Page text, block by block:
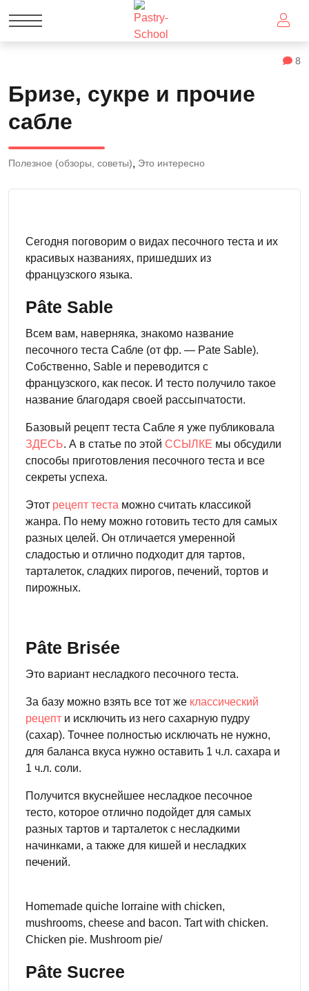
8
Бризе, сукре и прочие
сабле
Полезное (обзоры, советы) Это интересно
Сегодня поговорим о видах песочного теста и их
красивых названиях, пришедших из
французского языка.
Pâte Sable
Всем вам, наверняка, знакомо название
песочного теста Сабле (от фр. — Pate Sable).
Собственно, Sable и переводится с
французского, как песок. И тесто получило такое
название благодаря своей рассыпчатости.
Базовый рецепт теста Сабле я уже публиковала
ЗДЕСЬ. А в статье по этой ССЫЛКЕ мы обсудили
способы приготовления песочного теста и все
секреты успеха.
Этот рецепт теста можно считать классикой
жанра. По нему можно готовить тесто для самых
разных целей. Он отличается умеренной
сладостью и отлично подходит для тартов,
тарталеток, сладких пирогов, печений, тортов и
пирожных.
Pâte Brisée
Это вариант несладкого песочного теста.
За базу можно взять все тот же классический
рецепт и исключить из него сахарную пудру
(сахар). Точнее полностью исключать не нужно,
для баланса вкуса нужно оставить 1 ч.л. сахара и
1 ч.л. соли.
Получится вкуснейшее несладкое песочное
тесто, которое отлично подойдет для самых
разных тартов и тарталеток с несладкими
начинками, а также для кишей и несладких
печений.
Homemade quiche lorraine with chicken,
mushrooms, cheese and bacon. Tart with chicken.
Chicken pie. Mushroom pie/
Pâte Sucree